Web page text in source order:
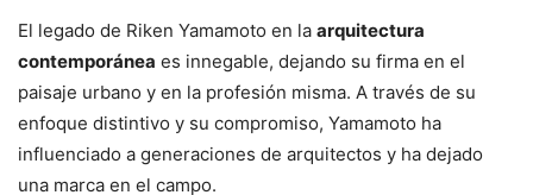
El legado de Riken Yamamoto en la arquitectura
contemporánea es innegable, dejando su firma en el
paisaje urbano y en la profesión misma. A través de su
enfoque distintivo y su compromiso, Yamamoto ha
influenciado a generaciones de arquitectos y ha dejado
una marca en el campo.